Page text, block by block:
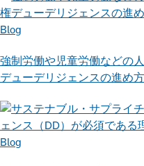
Blog
強制労働や児童労働などの
デューデリジェンスの進め方
Blog